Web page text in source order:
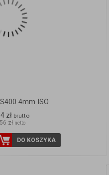
4mm ISO
zł brutto
zł netto
DO KOSZYKA